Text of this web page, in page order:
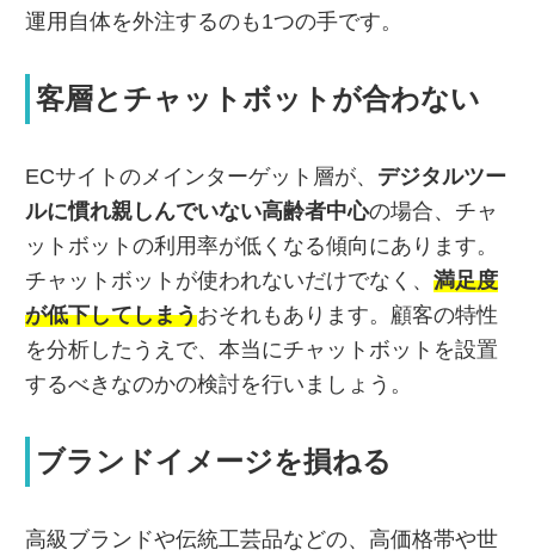
運用自体を外注するのも1つの手です。
客層とチャットボットが合わない
ECサイトのメインターゲット層が、 デジタルツー
ルに慣れ親しんでいない高齢者中心の場合、チャ
ットボットの利用率が低くなる傾向にあります。
チャットボットが使われないだけでなく、 満足度
が低下してしまうおそれもあります。顧客の特性
を分析したうえで、本当にチャットボットを設置
するべきなのかの検討を行いましょう。
ブランドイメージを損ねる
高級ブランドや伝統工芸品などの、高価格帯や世